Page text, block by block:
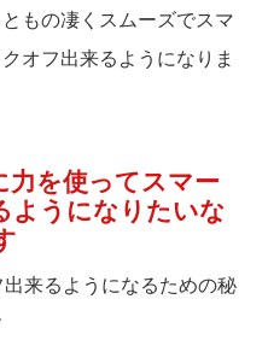
もの凄くスムーズでスマ
オフ出来るようになりま
力を使ってスマー
ようになりたいな
来るようになるための秘